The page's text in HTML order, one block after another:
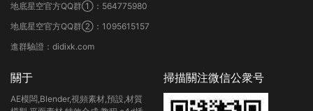
地底星空官方QQ群①：564775980
地底星空官方QQ群②：1095615157
進群驗證：didixk.com
關于
AE模闆,Blender,視頻素材,預設,材質
掃描關注微信公衆号